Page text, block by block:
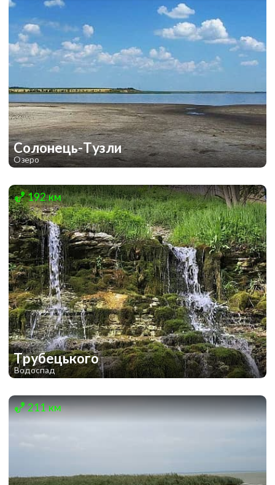
Солонець-Тузли
Озеро
1 1
192 км
Трубецького
Водоспад
1 1
211 км